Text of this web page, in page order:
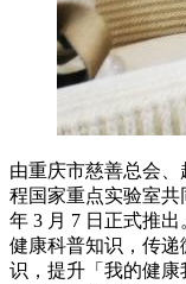
由重庆市慈善总会
程国家重点实验室共
年 3 月 7 日正式推
健康科普知识，传
识，提升「我的健康